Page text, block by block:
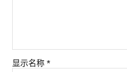
显示名称 *